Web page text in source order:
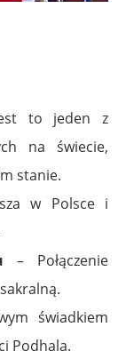
to jeden z
na świecie,
stanie.
w Polsce i
– Połączenie
świadkiem
Podhala.